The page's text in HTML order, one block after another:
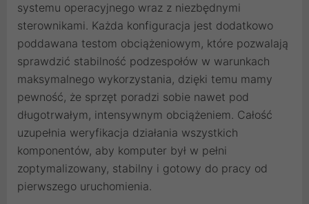
systemu operacyjnego wraz z niezbędnymi
sterownikami. Każda konfiguracja jest dodatkowo
poddawana testom obciążeniowym, które pozwalają
sprawdzić stabilność podzespołów w warunkach
maksymalnego wykorzystania, dzięki temu mamy
pewność, że sprzęt poradzi sobie nawet pod
długotrwałym, intensywnym obciążeniem. Całość
uzupełnia weryfikacja działania wszystkich
komponentów, aby komputer był w pełni
zoptymalizowany, stabilny i gotowy do pracy od
pierwszego uruchomienia.